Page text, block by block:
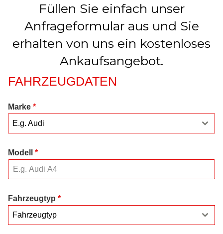
Füllen Sie einfach unser
Anfrageformular aus und Sie
erhalten von uns ein kostenloses
Ankaufsangebot.
FAHRZEUGDATEN
Marke *
E.g. Audi
Modell *
Fahrzeugtyp *
Fahrzeugtyp